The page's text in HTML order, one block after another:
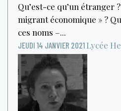
Qu’est-ce qu’un étranger
migrant économique » ?
ces noms –...
JEUDI 14 JANVIER 2021 Lycée